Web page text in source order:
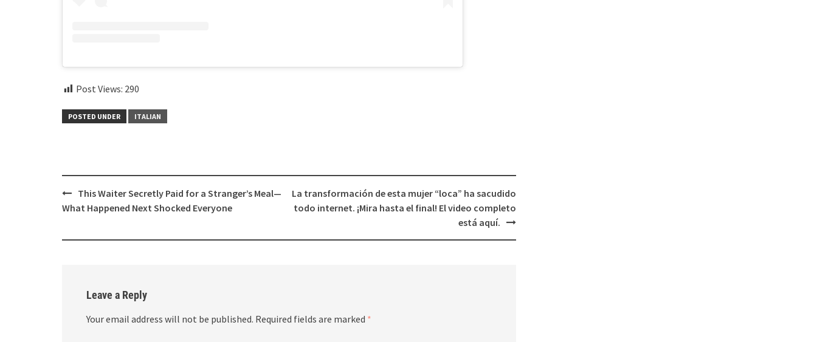
Post Views: 290
POSTED UNDER ITALIAN
Post
navigation
This Waiter Secretly Paid for a Stranger’s Meal—
What Happened Next Shocked Everyone
La transformación de esta mujer “loca” ha sacudido
todo internet. ¡Mira hasta el final! El video completo
está aquí.
Leave a Reply
Your email address will not be published. Required fields are marked *